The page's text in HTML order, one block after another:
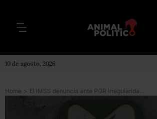
10 de agosto, 2026
Home > El IMSS denuncia ante PGR irregularidades en licitaciones de equipo médico